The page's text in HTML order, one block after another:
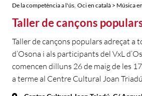
De la competència a l'ús Oci en català > Música
Taller de cançons
Taller de cançons populars adreçat a
d’Osona i als participants del VxL
comencen dilluns 26 de maig de les
a terme al Centre Cultural Joan